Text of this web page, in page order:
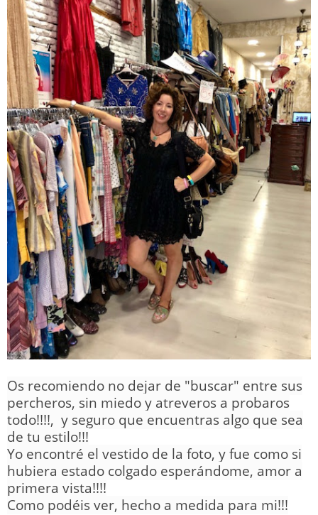
Os recomiendo no dejar de "buscar" entre sus
percheros, sin miedo y atreveros a probaros
todo!!!!, y seguro que encuentras algo que sea
de tu estilo!!!
Yo encontré el vestido de la foto, y fue como si
hubiera estado colgado esperándome, amor a
primera vista!!!!
Como podéis ver, hecho a medida para mi!!!